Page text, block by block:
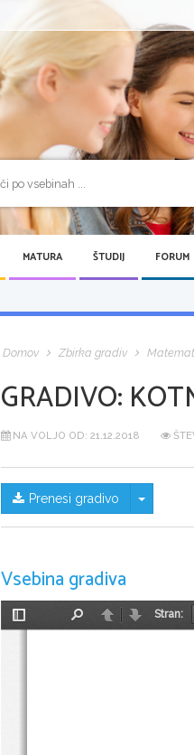
MATURA ŠTUDIJ FORUM
Domov Zbirka gradiv
GRADIVO:
NA VOLJO OD: 21.12.2018
Prenesi gradivo Skrij/
Vsebina gradiva
Preklopi
NazajNaprej
Stran: